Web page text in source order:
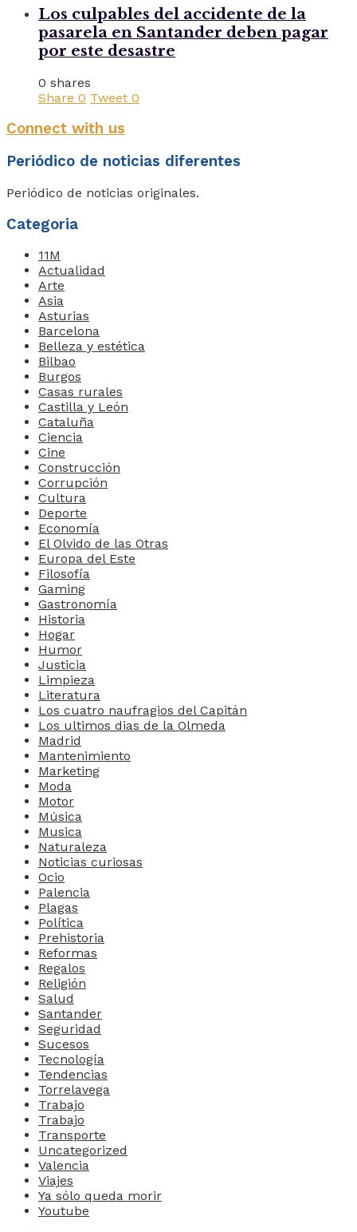
Los culpables del accidente de la
pasarela en Santander deben pagar
por este desastre
0 shares
Share 0 Tweet 0
Connect with us
Periódico de noticias diferentes
Periódico de noticias originales.
Categoria
11M
Actualidad
Arte
Asia
Asturias
Barcelona
Belleza y estética
Bilbao
Burgos
Casas rurales
Castilla y León
Cataluña
Ciencia
Cine
Construcción
Corrupción
Cultura
Deporte
Economía
El Olvido de las Otras
Europa del Este
Filosofía
Gaming
Gastronomía
Historia
Hogar
Humor
Justicia
Limpieza
Literatura
Los cuatro naufragios del Capitán
Los ultimos dias de la Olmeda
Madrid
Mantenimiento
Marketing
Moda
Motor
Música
Musica
Naturaleza
Noticias curiosas
Ocio
Palencia
Plagas
Política
Prehistoria
Reformas
Regalos
Religión
Salud
Santander
Seguridad
Sucesos
Tecnología
Tendencias
Torrelavega
Trabajo
Trabajo
Transporte
Uncategorized
Valencia
Viajes
Ya sólo queda morir
Youtube